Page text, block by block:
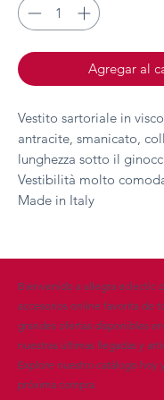
Agregar al
Vestito sartoriale in
antracite, smanicato,
lunghezza sotto il
Vestibilità molto
Made in Italy
Bienvenido a allegra eclectic
accesorios online favorita de
grandes ofertas disponibles
nuestras últimas llegadas y
Explore nuestro catálogo hoy
próxima compra.